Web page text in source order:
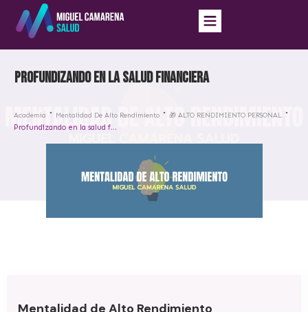
Profundizando en la salud financiera
Academia Mentalidad De Alto Rendimiento 🎁 ALTO RENDIMIENTO PERSONAL
Profundizando en la salud financiera
Mentalidad de Alto Rendimiento